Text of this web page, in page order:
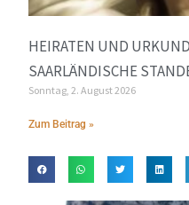
HEIRATEN UND
SAARLÄNDISCHE
Sonntag, 2. August 2026
Zum Beitrag »